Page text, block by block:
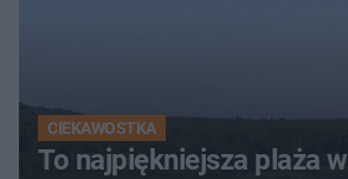
CIEKAWOSTKA
To najpiękniejsza plaża w